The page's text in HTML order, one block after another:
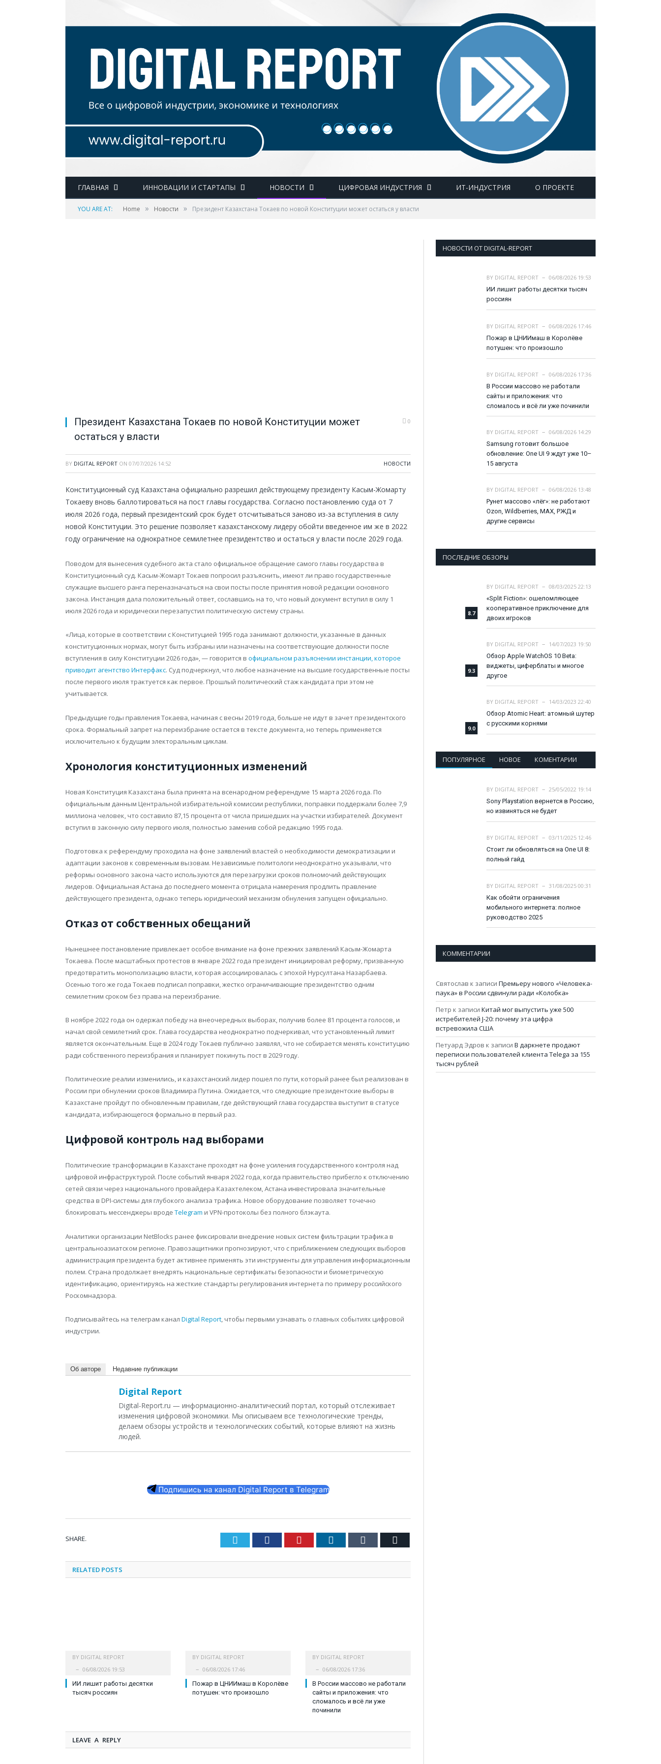
ГЛАВНАЯ ИННОВАЦИИ И СТАРТАПЫ НОВОСТИ ЦИФРОВАЯ ИНДУСТРИЯ ИТ-ИНДУСТРИЯ О ПРОЕКТЕ
YOU ARE AT: Home » Новости » Президент Казахстана Токаев по новой Конституции может остаться у власти
Президент Казахстана Токаев по новой Конституции может
остаться у власти
0
BY DIGITAL REPORT ON 07/07/2026 14:52 НОВОСТИ
Конституционный суд Казахстана официально разрешил действующему президенту Касым-Жомарту
Токаеву вновь баллотироваться на пост главы государства. Согласно постановлению суда от 7
июля 2026 года, первый президентский срок будет отсчитываться заново из-за вступления в силу
новой Конституции. Это решение позволяет казахстанскому лидеру обойти введенное им же в 2022
году ограничение на однократное семилетнее президентство и остаться у власти после 2029 года.
Поводом для вынесения судебного акта стало официальное обращение самого главы государства в
Конституционный суд. Касым-Жомарт Токаев попросил разъяснить, имеют ли право государственные
служащие высшего ранга переназначаться на свои посты после принятия новой редакции основного
закона. Инстанция дала положительный ответ, сославшись на то, что новый документ вступил в силу 1
июля 2026 года и юридически перезапустил политическую систему страны.
«Лица, которые в соответствии с Конституцией 1995 года занимают должности, указанные в данных
конституционных нормах, могут быть избраны или назначены на соответствующие должности после
вступления в силу Конституции 2026 года», — говорится в официальном разъяснении инстанции, которое
приводит агентство Интерфакс. Суд подчеркнул, что любое назначение на высшие государственные посты
после первого июля трактуется как первое. Прошлый политический стаж кандидата при этом не
учитывается.
Предыдущие годы правления Токаева, начиная с весны 2019 года, больше не идут в зачет президентского
срока. Формальный запрет на переизбрание остается в тексте документа, но теперь применяется
исключительно к будущим электоральным циклам.
Хронология конституционных изменений
Новая Конституция Казахстана была принята на всенародном референдуме 15 марта 2026 года. По
официальным данным Центральной избирательной комиссии республики, поправки поддержали более 7,9
миллиона человек, что составило 87,15 процента от числа пришедших на участки избирателей. Документ
вступил в законную силу первого июля, полностью заменив собой редакцию 1995 года.
Подготовка к референдуму проходила на фоне заявлений властей о необходимости демократизации и
адаптации законов к современным вызовам. Независимые политологи неоднократно указывали, что
реформы основного закона часто используются для перезагрузки сроков полномочий действующих
лидеров. Официальная Астана до последнего момента отрицала намерения продлить правление
действующего президента, однако теперь юридический механизм обнуления запущен официально.
Отказ от собственных обещаний
Нынешнее постановление привлекает особое внимание на фоне прежних заявлений Касым-Жомарта
Токаева. После масштабных протестов в январе 2022 года президент инициировал реформу, призванную
предотвратить монополизацию власти, которая ассоциировалась с эпохой Нурсултана Назарбаева.
Осенью того же года Токаев подписал поправки, жестко ограничивающие президентство одним
семилетним сроком без права на переизбрание.
В ноябре 2022 года он одержал победу на внеочередных выборах, получив более 81 процента голосов, и
начал свой семилетний срок. Глава государства неоднократно подчеркивал, что установленный лимит
является окончательным. Еще в 2024 году Токаев публично заявлял, что не собирается менять конституцию
ради собственного переизбрания и планирует покинуть пост в 2029 году.
Политические реалии изменились, и казахстанский лидер пошел по пути, который ранее был реализован в
России при обнулении сроков Владимира Путина. Ожидается, что следующие президентские выборы в
Казахстане пройдут по обновленным правилам, где действующий глава государства выступит в статусе
кандидата, избирающегося формально в первый раз.
Цифровой контроль над выборами
Политические трансформации в Казахстане проходят на фоне усиления государственного контроля над
цифровой инфраструктурой. После событий января 2022 года, когда правительство прибегло к отключению
сетей связи через национального провайдера Казахтелеком, Астана инвестировала значительные
средства в DPI-системы для глубокого анализа трафика. Новое оборудование позволяет точечно
блокировать мессенджеры вроде Telegram и VPN-протоколы без полного блэкаута.
Аналитики организации NetBlocks ранее фиксировали внедрение новых систем фильтрации трафика в
центральноазиатском регионе. Правозащитники прогнозируют, что с приближением следующих выборов
администрация президента будет активнее применять эти инструменты для управления информационным
полем. Страна продолжает внедрять национальные сертификаты безопасности и биометрическую
идентификацию, ориентируясь на жесткие стандарты регулирования интернета по примеру российского
Роскомнадзора.
Подписывайтесь на телеграм канал Digital Report, чтобы первыми узнавать о главных событиях цифровой
индустрии.
Об авторе Недавние публикации
Digital Report
Digital-Report.ru — информационно-аналитический портал, который отслеживает
изменения цифровой экономики. Мы описываем все технологические тренды,
делаем обзоры устройств и технологических событий, которые влияют на жизнь
людей.
Подпишись на канал Digital Report в Telegram
SHARE. Twitter Facebook Pinterest LinkedIn Tumblr
RELATED POSTS
BY DIGITAL REPORT
06/08/2026 19:53
ИИ лишит работы десятки
тысяч россиян
BY DIGITAL REPORT
06/08/2026 17:46
Пожар в ЦНИИмаш в Королёве
потушен: что произошло
BY DIGITAL REPORT
06/08/2026 17:36
В России массово не работали
сайты и приложения: что
сломалось и всё ли уже
починили
LEAVE A REPLY
НОВОСТИ ОТ DIGITAL-REPORT
BY DIGITAL REPORT
06/08/2026 19:53
ИИ лишит работы десятки тысяч
россиян
BY DIGITAL REPORT
06/08/2026 17:46
Пожар в ЦНИИмаш в Королёве
потушен: что произошло
BY DIGITAL REPORT
06/08/2026 17:36
В России массово не работали
сайты и приложения: что
сломалось и всё ли уже починили
BY DIGITAL REPORT
06/08/2026 14:29
Samsung готовит большое
обновление: One UI 9 ждут уже 10–
15 августа
BY DIGITAL REPORT
06/08/2026 13:48
Рунет массово «лёг»: не работают
Ozon, Wildberries, MAX, РЖД и
другие сервисы
ПОСЛЕДНИЕ ОБЗОРЫ
8.7
BY DIGITAL REPORT
08/03/2025 22:13
«Split Fiction»: ошеломляющее
кооперативное приключение для
двоих игроков
9.3
BY DIGITAL REPORT
14/07/2023 19:50
Обзор Apple WatchOS 10 Beta:
виджеты, циферблаты и многое
другое
9.0
BY DIGITAL REPORT
14/03/2023 22:40
Обзор Atomic Heart: атомный шутер
с русскими корнями
ПОПУЛЯРНОЕ НОВОЕ КОМЕНТАРИИ
BY DIGITAL REPORT
25/05/2022 19:14
Sony Playstation вернется в Россию,
но извиняться не будет
BY DIGITAL REPORT
03/11/2025 12:46
Стоит ли обновляться на One UI 8:
полный гайд
BY DIGITAL REPORT
31/08/2025 00:31
Как обойти ограничения
мобильного интернета: полное
руководство 2025
КОММЕНТАРИИ
Святослав к записи Премьеру нового «Человека-
паука» в России сдвинули ради «Колобка»
Петр к записи Китай мог выпустить уже 500
истребителей J-20: почему эта цифра
встревожила США
Петуард Эдров к записи В даркнете продают
переписки пользователей клиента Telega за 155
тысяч рублей